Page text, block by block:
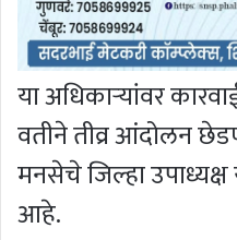
या अधिकार्‍यांवर
वतीने तीव्र आंदोलन
मनसेचे जिल्हा उपाध्यक्ष
आहे.